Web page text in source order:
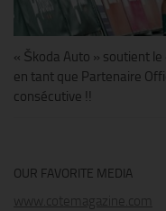
« Škoda Auto » soutient
en tant que Partenaire
consécutive !!
OUR FAVORITE MEDIA
www.cotemagazine.com